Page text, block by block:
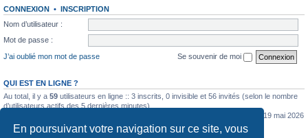
En poursuivant votre navigation sur ce site, vous
CONNEXION • INSCRIPTION
Nom d’utilisateur :
Mot de passe :
J’ai oublié mon mot de passe
Se souvenir de moi
QUI EST EN LIGNE ?
Au total, il y a 59 utilisateurs en ligne :: 3 inscrits, 0 invisible et 56 invités (selon le nombre
d’utilisateurs actifs des 5 dernières minutes)
le mar. 19 mai 2026
0:07